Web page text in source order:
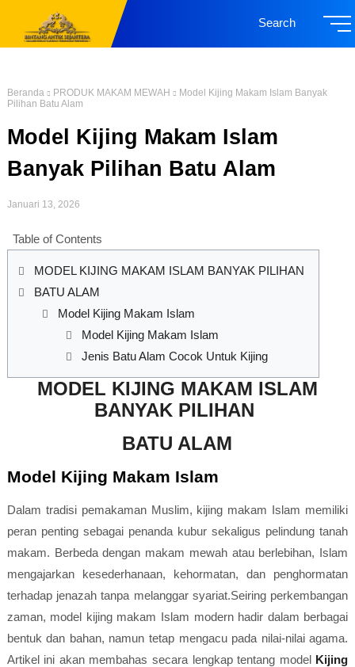
Search
Beranda PRODUK MAKAM MEWAH
Model Kijing Makam Islam Banyak
Pilihan Batu Alam
Model Kijing Makam Islam
Banyak Pilihan Batu Alam
Januari 13, 2026
Table of Contents
MODEL KIJING MAKAM ISLAM BANYAK PILIHAN
BATU ALAM
Model Kijing Makam Islam
Model Kijing Makam Islam
Jenis Batu Alam Cocok Untuk Kijing
MODEL KIJING MAKAM ISLAM
BANYAK PILIHAN
BATU ALAM
Model Kijing Makam Islam
Dalam tradisi pemakaman Muslim, kijing makam Islam memiliki
peran penting sebagai penanda kubur sekaligus pelindung tanah
makam. Berbeda dengan makam mewah atau berlebihan, Islam
mengajarkan kesederhanaan, kehormatan, dan penghormatan
terhadap jenazah tanpa melanggar syariat.Seiring perkembangan
zaman, model kijing makam Islam modern hadir dalam berbagai
bentuk dan bahan, namun tetap mengacu pada nilai-nilai agama.
Artikel ini akan membahas secara lengkap tentang model Kijing